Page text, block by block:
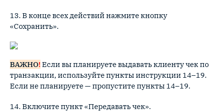
13. В конце всех действий нажмите кнопку
«Сохранить».
ВАЖНО!Если вы планируете выдавать клиенту чек по
транзакции, используйте пункты инструкции 14–19.
Если не планируете — пропустите пункты 14–19.
14. Включите пункт «Передавать чек».